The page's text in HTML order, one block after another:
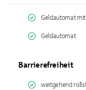
Geldautomat
Geldautomat
Barrierefreiheit
weitgehend